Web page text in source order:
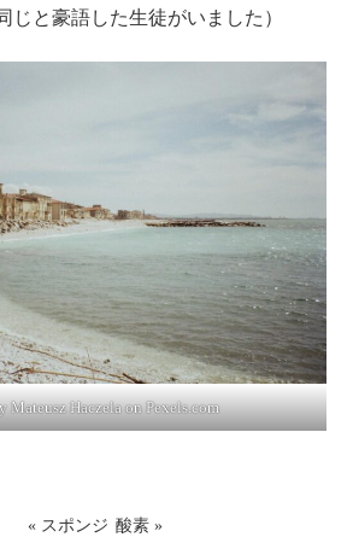
じと豪語した生徒がいました）
Mateusz Haczela onPexels.com
« スポンジ 酸素 »